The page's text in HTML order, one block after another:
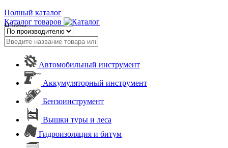
Полный каталог
Каталог товаров
Найти
Автомобильный инструмент
Аккумуляторный инструмент
Бензоинструмент
Вышки туры и леса
Гидроизоляция и битум